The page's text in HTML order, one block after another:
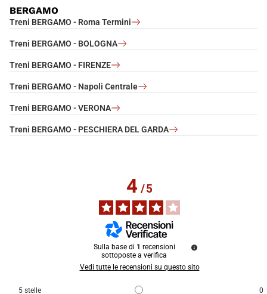
BERGAMO
Treni BERGAMO - Roma Termini
Treni BERGAMO - BOLOGNA
Treni BERGAMO - FIRENZE
Treni BERGAMO - Napoli Centrale
Treni BERGAMO - VERONA
Treni BERGAMO - PESCHIERA DEL GARDA
4/5
Sulla base di 1 recensioni
sottoposte a verifica
Vedi tutte le recensioni su questo sito
5 stelle
0